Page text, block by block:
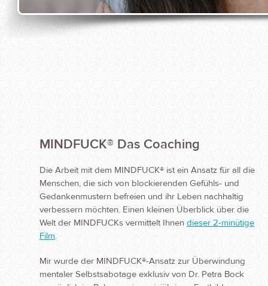
MINDFUCK® Das Coaching
Die Arbeit mit dem MINDFUCK® ist ein Ansatz für all die
Menschen, die sich von blockierenden Gefühls- und
Gedankenmustern befreien und ihr Leben nachhaltig
verbessern möchten. Einen kleinen Überblick über die
Welt der MINDFUCKs vermittelt Ihnen dieser 2-minütige
Film.
Mir wurde der MINDFUCK®-Ansatz zur Überwindung
mentaler Selbstsabotage exklusiv von Dr. Petra Bock